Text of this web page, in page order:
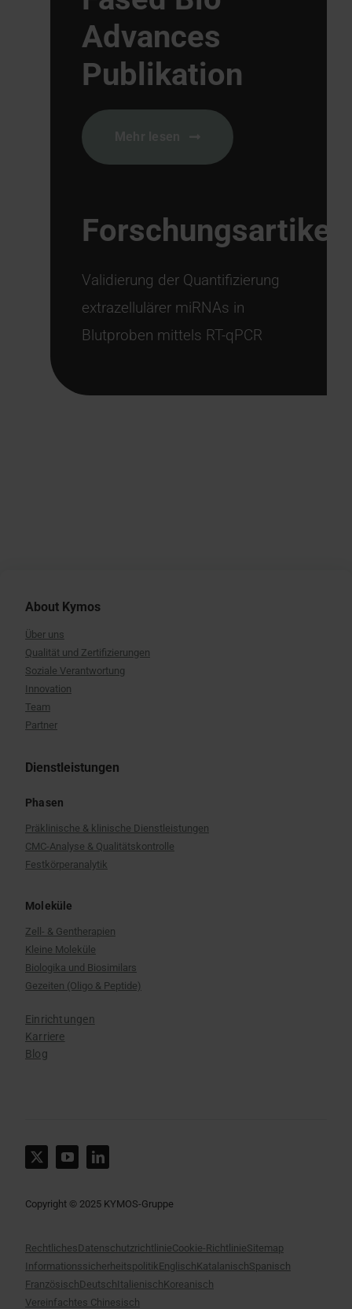
Advances
Publikation
Forschungsartikel
Validierung der Quantifizierung
extrazellulärer miRNAs in
Blutproben mittels RT-qPCR
About Kymos
Über uns
Qualität und Zertifizierungen
Soziale Verantwortung
Innovation
Team
Partner
Dienstleistungen
Phasen
Präklinische & klinische Dienstleistungen
CMC-Analyse & Qualitätskontrolle
Festkörperanalytik
Moleküle
Zell- & Gentherapien
Kleine Moleküle
Biologika und Biosimilars
Gezeiten (Oligo & Peptide)
Einrichtungen
Karriere
Blog
Copyright © 2025 KYMOS-Gruppe
RechtlichesDatenschutzrichtlinieCookie-RichtlinieSitemap
InformationssicherheitspolitikEnglischKatalanischSpanisch
FranzösischDeutschItalienischKoreanisch
Vereinfachtes Chinesisch